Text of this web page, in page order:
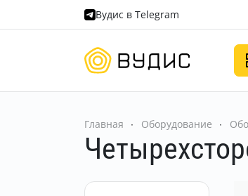
Вудис в Telegram
Главная Оборудование